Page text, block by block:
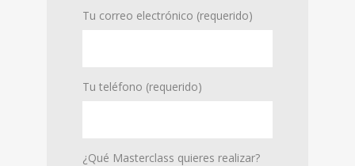
Tu correo electrónico (requerido)
Tu teléfono (requerido)
¿Qué Masterclass quieres realizar?